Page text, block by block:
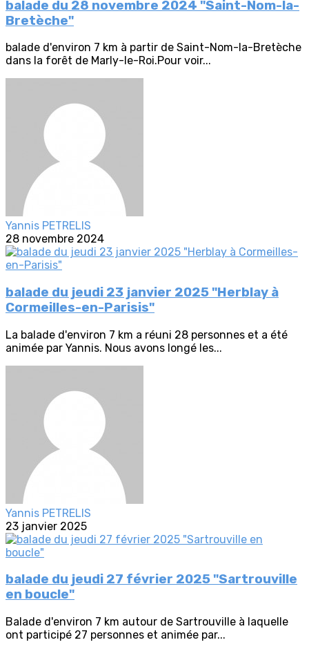
balade du 28 novembre 2024 "Saint-Nom-la-
Bretèche"
balade d'environ 7 km à partir de Saint-Nom-la-Bretèche
dans la forêt de Marly-le-Roi.Pour voir...
Yannis PETRELIS
28 novembre 2024
balade du jeudi 23 janvier 2025 "Herblay à
Cormeilles-en-Parisis"
La balade d'environ 7 km a réuni 28 personnes et a été
animée par Yannis. Nous avons longé les...
Yannis PETRELIS
23 janvier 2025
balade du jeudi 27 février 2025 "Sartrouville
en boucle"
Balade d'environ 7 km autour de Sartrouville à laquelle
ont participé 27 personnes et animée par...